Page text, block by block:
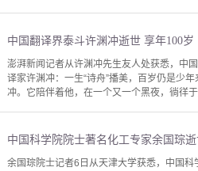
中国翻译界泰斗许渊冲逝世 享年100岁
澎湃新闻记者从许渊冲先生友人处获悉，中
译家许渊冲：一生“诗舟”播美，百岁仍是少
冲。它陪伴着他，在一个又一个黑夜，徜徉
中国科学院院士著名化工专家余国琮逝
余国琮院士记者6日从天津大学获悉，中国